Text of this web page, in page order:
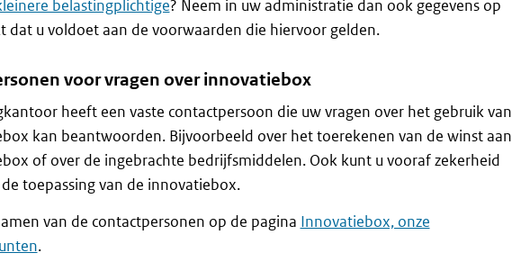
belastingplichtige? Neem in uw administratie dan ook gegevens op
dat u voldoet aan de voorwaarden die hiervoor gelden.
voor vragen over innovatiebox
heeft een vaste contactpersoon die uw vragen over het gebruik van
kan beantwoorden. Bijvoorbeeld over het toerekenen van de winst aan
of over de ingebrachte bedrijfsmiddelen. Ook kunt u vooraf zekerheid
toepassing van de innovatiebox.
van de contactpersonen op de pagina Innovatiebox, onze
.